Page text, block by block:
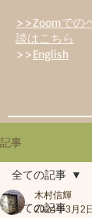
>>Zoomでの
談はこちら
>>English
記事
全ての記事
全ての記事
木村信輝
2024年3月2日